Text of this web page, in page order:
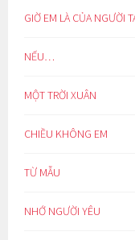
GIỜ EM LÀ CỦA NGƯỜI
NẾU…
MỘT TRỜI XUÂN
CHIỀU KHÔNG EM
TỪ MẪU
NHỚ NGƯỜI YÊU